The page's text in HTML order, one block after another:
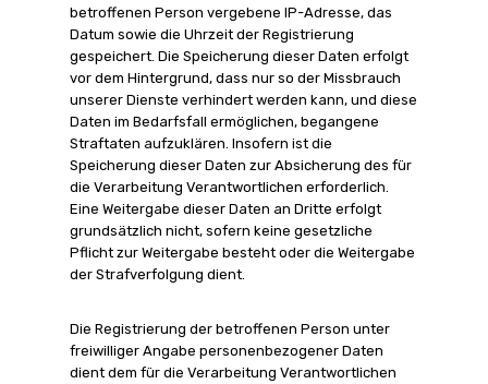
betroffenen Person vergebene IP-Adresse, das
Datum sowie die Uhrzeit der Registrierung
gespeichert. Die Speicherung dieser Daten erfolgt
vor dem Hintergrund, dass nur so der Missbrauch
unserer Dienste verhindert werden kann, und diese
Daten im Bedarfsfall ermöglichen, begangene
Straftaten aufzuklären. Insofern ist die
Speicherung dieser Daten zur Absicherung des für
die Verarbeitung Verantwortlichen erforderlich.
Eine Weitergabe dieser Daten an Dritte erfolgt
grundsätzlich nicht, sofern keine gesetzliche
Pflicht zur Weitergabe besteht oder die Weitergabe
der Strafverfolgung dient.
Die Registrierung der betroffenen Person unter
freiwilliger Angabe personenbezogener Daten
dient dem für die Verarbeitung Verantwortlichen